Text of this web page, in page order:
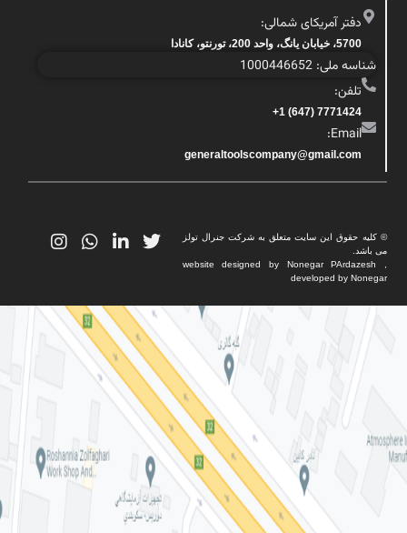
دفتر آمریکای شمالی:
5700، خیابان یانگ، واحد 200، تورنتو، کانادا
شناسه ملی: 1000446652
تلفن:
7771424 (647) 1+
Email:
generaltoolscompany@gmail.com
© کلیه حقوق این سایت متعلق به شرکت جنرال تولز
می باشد.
website designed by Nonegar PArdazesh ,
developed by Nonegar